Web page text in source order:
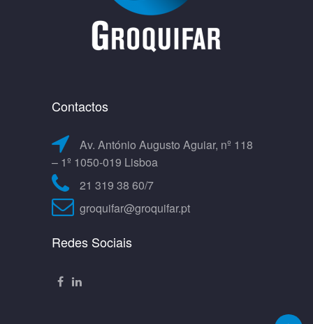
Contactos
Av. António Augusto Aguiar, nº 118
– 1º 1050-019 Lisboa
21 319 38 60/7
groquifar@groquifar.pt
Redes Sociais